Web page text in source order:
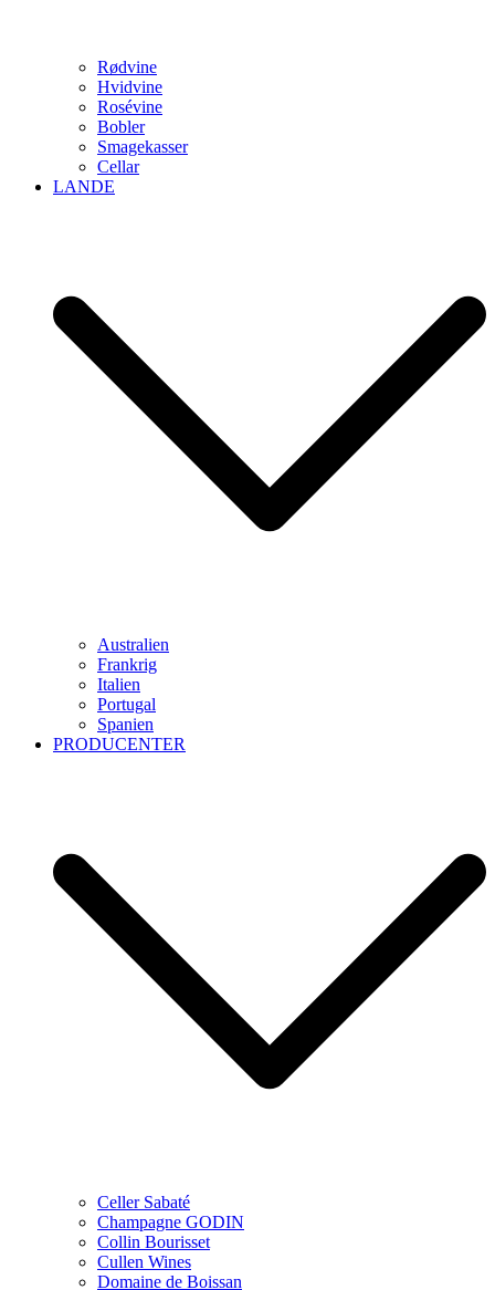
Rødvine
Hvidvine
Rosévine
Bobler
Smagekasser
Cellar
LANDE
Australien
Frankrig
Italien
Portugal
Spanien
PRODUCENTER
Celler Sabaté
Champagne GODIN
Collin Bourisset
Cullen Wines
Domaine de Boissan